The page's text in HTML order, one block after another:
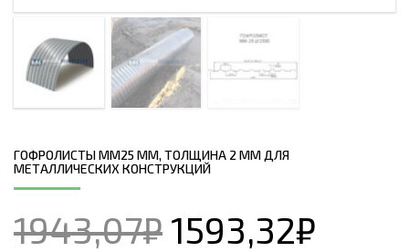
ГОФРОЛИСТЫ ММ25 ММ, ТОЛЩИНА 2 ММ ДЛЯ
МЕТАЛЛИЧЕСКИХ КОНСТРУКЦИЙ
1943,07₽ 1593,32₽